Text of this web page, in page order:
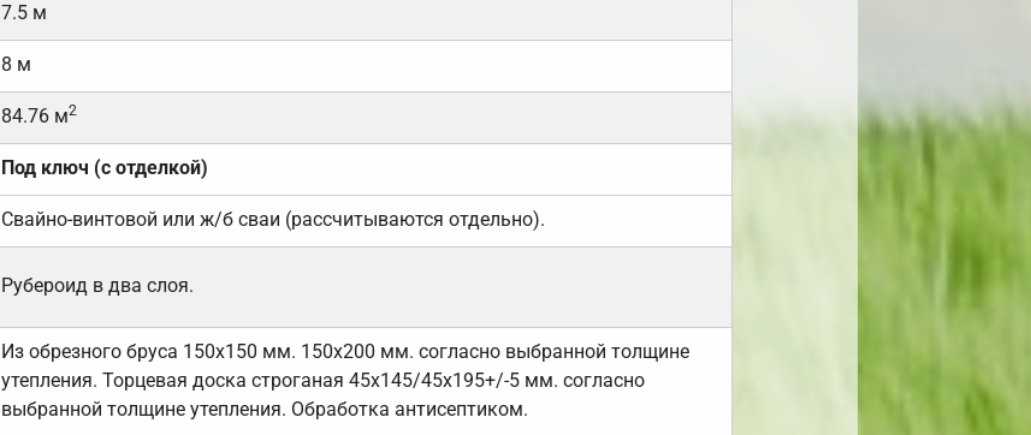
7.5 м
8 м
84.76 м2
Под ключ (с отделкой)
Свайно-винтовой или ж/б сваи (рассчитываются отдельно).
Рубероид в два слоя.
Из обрезного бруса 150х150 мм. 150х200 мм. согласно выбранной толщине
утепления. Торцевая доска строганая 45х145/45х195+/-5 мм. согласно
выбранной толщине утепления. Обработка антисептиком.